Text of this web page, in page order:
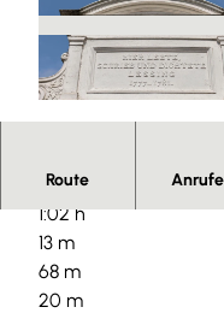
sRoute
1:02 h
13 m
68 m
20 m